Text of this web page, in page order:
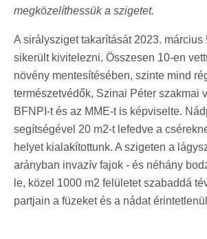
megközelíthessük a szigetet.
A sirálysziget takarítását 2023. március
sikerült kivitelezni. Összesen 10-en
növény mentesítésében, szinte mind
természetvédők, Szinai Péter szakmai
BFNPI-t és az MME-t is képviselte.
segítségével 20 m2-t lefedve a
helyet kialakítottunk. A szigeten a
arányban invazív fajok - és néhány
le, közel 1000 m2 felületet szabaddá
partjain a füzeket és a nádat